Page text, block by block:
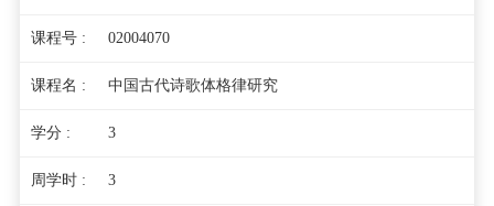
02004070
中国古代诗歌体格律研究
3
3